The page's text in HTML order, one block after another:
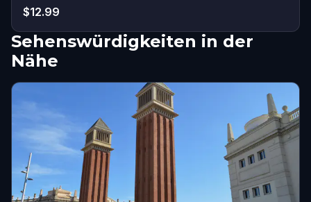
$12.99
Sehenswürdigkeiten in der
Nähe